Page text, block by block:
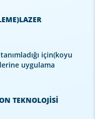
için(koyu
uygulama
TEKNOLOJİSİ